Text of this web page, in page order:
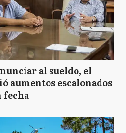
al sueldo, el
aumentos escalonados
fecha